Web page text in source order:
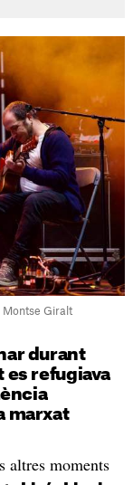
Montse Giralt
durant
es refugiava
marxat
altres moments